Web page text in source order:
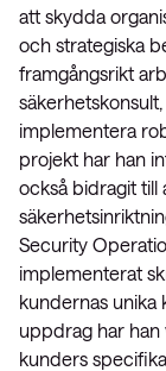
att skydda
och strategiska
framgångsrikt
implementera
projekt har han
också bidragit till
Security
implementerat
kundernas unika
uppdrag har han
kunders